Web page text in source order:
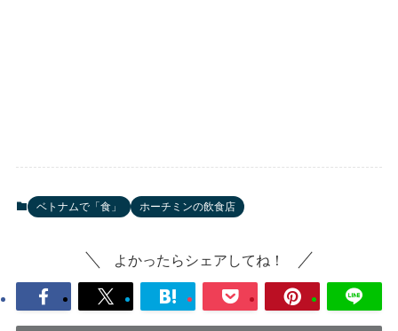
ベトナムで「食」 ホーチミンの飲食店
よかったらシェアしてね！